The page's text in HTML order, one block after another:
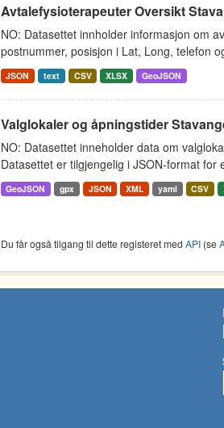
Avtalefysioterapeuter Oversikt
NO: Datasettet innholder informasjon om
postnummer, posisjon i Lat, Long, telefon
JSON text CSV XLSX GeoJSON
Valglokaler og åpningstider
NO: Datasettet inneholder data om
Datasettet er tilgjengelig i JSON-format for
GeoJSON gpx JSON XML yaml CSV
Du får også tilgang til dette registeret med API(se